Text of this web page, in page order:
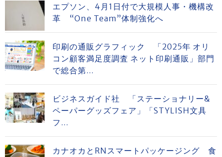
エプソン、4月1日付で大規模人事・機構改
革 “One Team”体制強化へ
印刷の通販グラフィック 「2025年 オリ
コン顧客満足度調査 ネット印刷通販」部門
で総合第...
ビジネスガイド社 「ステーショナリー&
ペーパーグッズフェア」「STYLISH文具
フ...
カナオカとRNスマートパッケージング 食